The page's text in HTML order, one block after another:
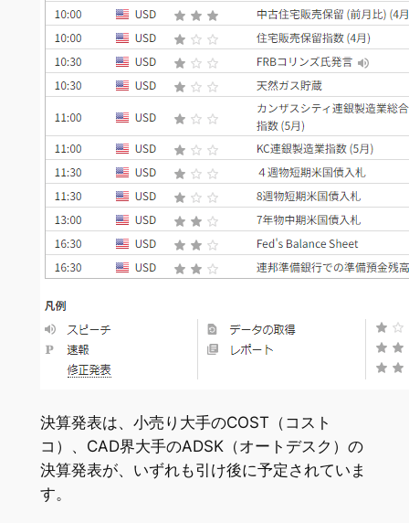
決算発表は、小売り大手のCOST（コスト
コ）、CAD界大手のADSK（オートデスク）の
決算発表が、いずれも引け後に予定されていま
す。